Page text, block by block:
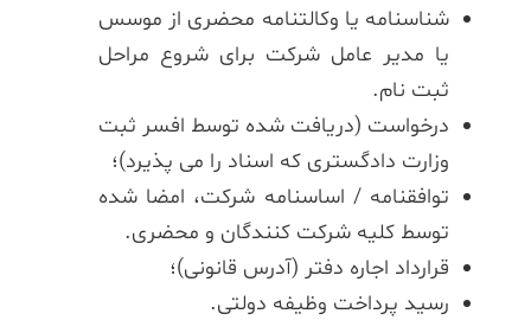
شناسنامه یا وکالتنامه محضری از موسس
یا مدیر عامل شرکت برای شروع مراحل
ثبت نام.
درخواست (دریافت شده توسط افسر ثبت
وزارت دادگستری که اسناد را می پذیرد)؛
توافقنامه / اساسنامه شرکت، امضا شده
توسط کلیه شرکت کنندگان و محضری.
قرارداد اجاره دفتر (آدرس قانونی)؛
رسید پرداخت وظیفه دولتی.